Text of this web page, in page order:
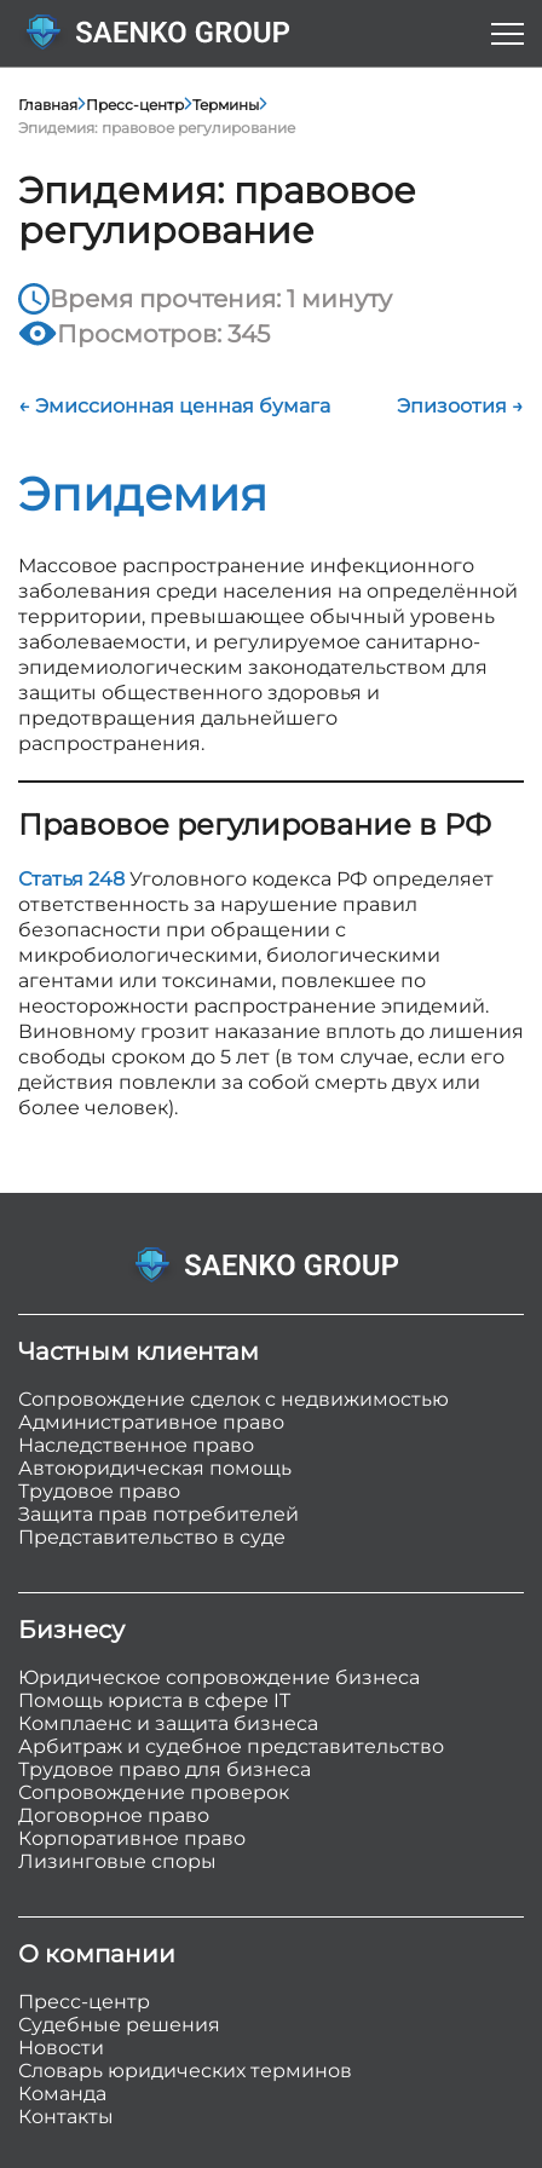
Главная Пресс-центр Термины
Эпидемия: правовое регулирование
Эпидемия: правовое
регулирование
Время прочтения: 1 минуту
Просмотров: 345
← Эмиссионная ценная бумага Эпизоотия →
Эпидемия
Массовое распространение инфекционного
заболевания среди населения на определённой
территории, превышающее обычный уровень
заболеваемости, и регулируемое санитарно-
эпидемиологическим законодательством для
защиты общественного здоровья и
предотвращения дальнейшего
распространения.
Правовое регулирование в РФ
Статья 248 Уголовного кодекса РФ определяет
ответственность за нарушение правил
безопасности при обращении с
микробиологическими, биологическими
агентами или токсинами, повлекшее по
неосторожности распространение эпидемий.
Виновному грозит наказание вплоть до лишения
свободы сроком до 5 лет (в том случае, если его
действия повлекли за собой смерть двух или
более человек).
Частным клиентам
Сопровождение сделок с недвижимостью
Административное право
Наследственное право
Автоюридическая помощь
Трудовое право
Защита прав потребителей
Представительство в суде
Бизнесу
Юридическое сопровождение бизнеса
Помощь юриста в сфере IT
Комплаенс и защита бизнеса
Арбитраж и судебное представительство
Трудовое право для бизнеса
Сопровождение проверок
Договорное право
Корпоративное право
Лизинговые споры
О компании
Пресс-центр
Судебные решения
Новости
Словарь юридических терминов
Команда
Контакты